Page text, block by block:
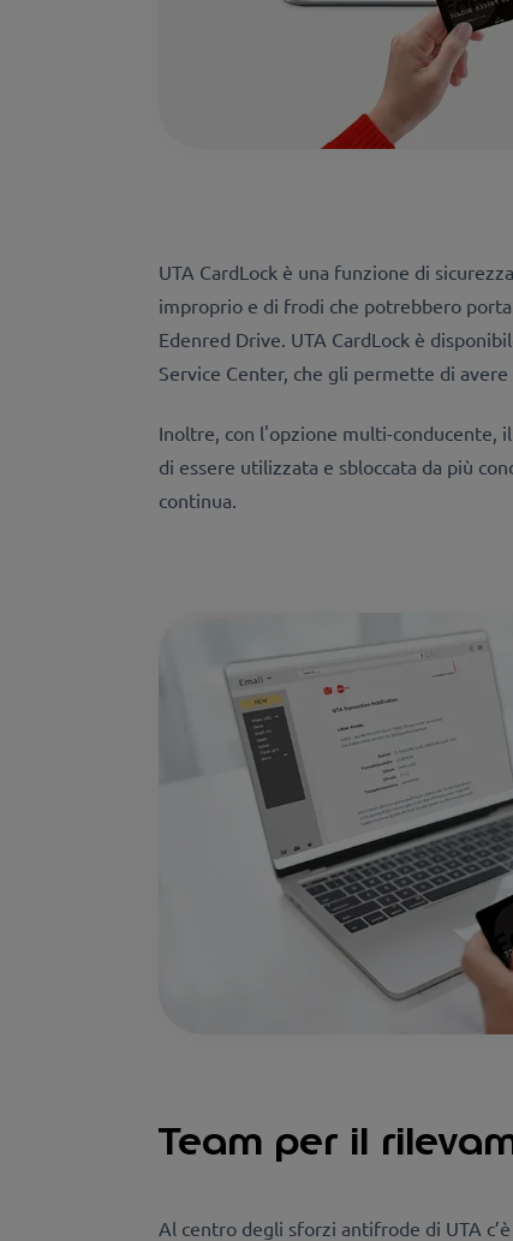
UTA CardLock è una funzione di
improprio e di frodi che potrebbero
Edenred Drive. UTA CardLock è
Service Center, che gli permette di
Inoltre, con l'opzione multi-conducente,
di essere utilizzata e sbloccata da più
continua.
Team per il
Al centro degli sforzi antifrode di UTA